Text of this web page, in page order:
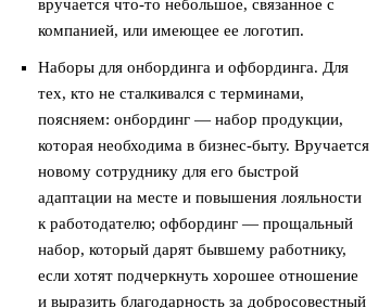
вручается что-то небольшое, связанное с
компанией, или имеющее ее логотип.
Наборы для онбординга и офбординга. Для
тех, кто не сталкивался с терминами,
поясняем: онбординг — набор продукции,
которая необходима в бизнес-быту. Вручается
новому сотруднику для его быстрой
адаптации на месте и повышения лояльности
к работодателю; офбординг — прощальный
набор, который дарят бывшему работнику,
если хотят подчеркнуть хорошее отношение
и выразить благодарность за добросовестный